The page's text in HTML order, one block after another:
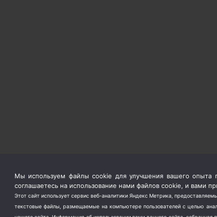
Мы используем файлы cookie для улучшения вашего опыта
соглашаетесь на использование нами файлов cookie, и вами
Этот сайт использует сервис веб-аналитики Яндекс Метрика,
текстовые файлы, размещаемые на компьютере пользователей с целью